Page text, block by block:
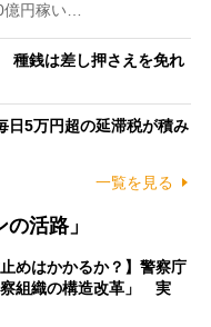
億円稼い…
種銭は差し押さえを免れ
日5万円超の延滞税が積み
一覧を見る
活路」
めはかかるか？】警察庁
組織の構造改革」 実